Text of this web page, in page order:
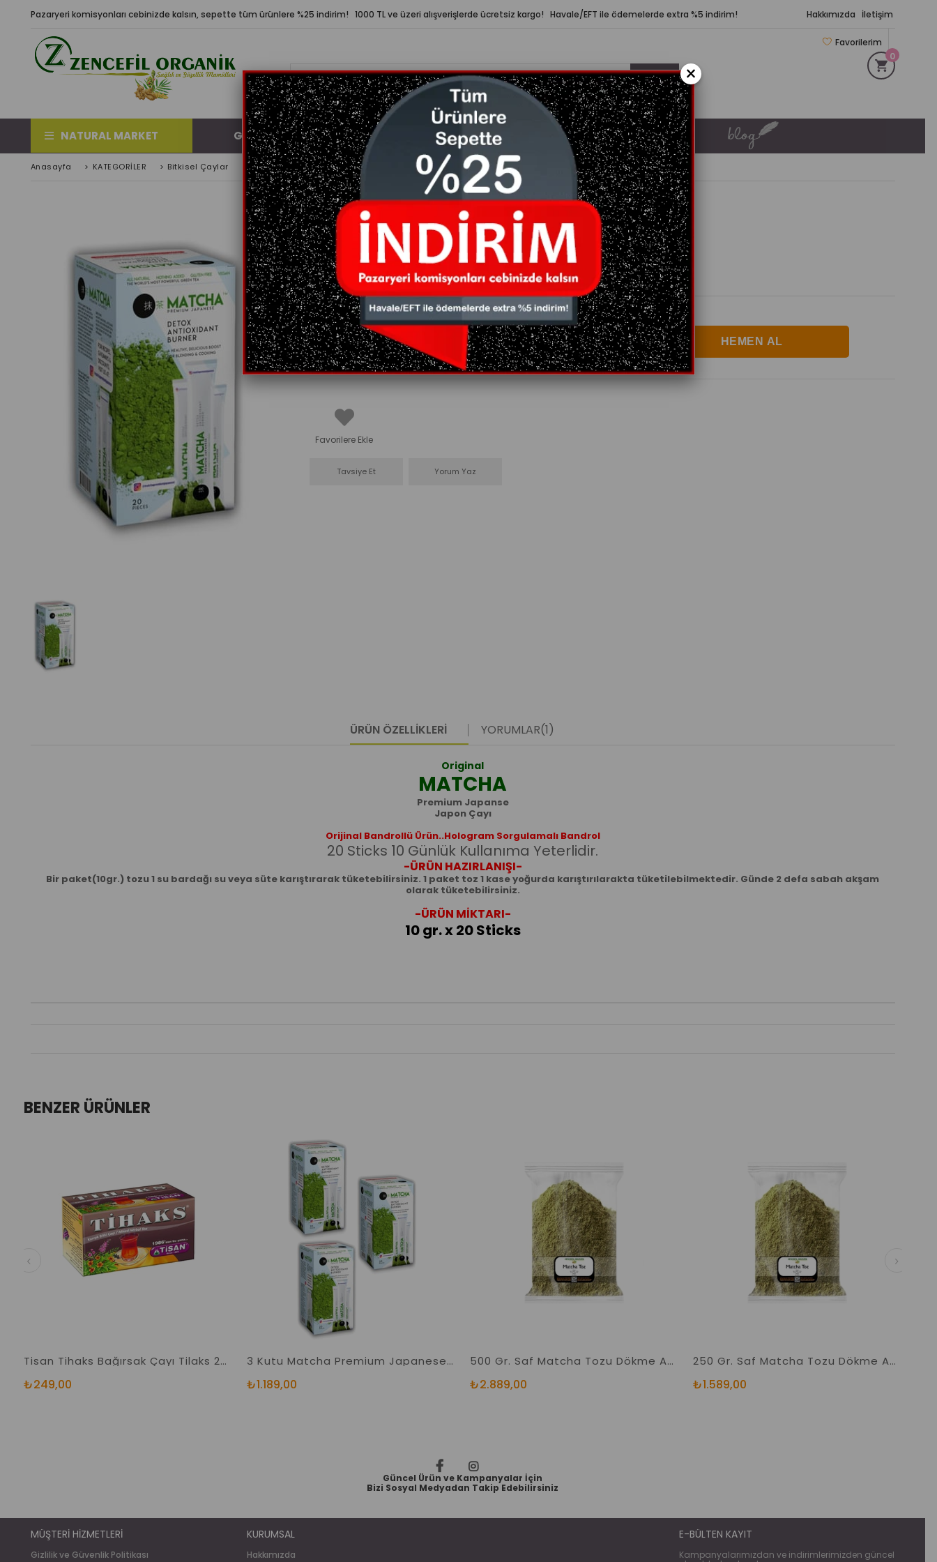
Pazaryeri komisyonları cebinizde kalsın, sepette tüm ürünlere %25 indirim! 1000 TL ve üzeri alışverişlerde ücretsiz kargo! Havale/EFT ile ödemelerde extra %5 indirim! Hakkımızda İletişim
Favorilerim
0
NATURAL MARKET GÜNDEM ÜRÜNLERİ YAZA HAZIRLIK ÇOK SATANLAR KIŞ KÖŞESİ
Anasayfa > KATEGORİLER > Bitkisel Çaylar Matcha Premium Japanese Maça Japon Çayı 20 Sticks
Matcha Premium Japanese Maça Japon Çayı 20 Sticks
₺469,00 (KDV Dahil)
Favorilere Ekle
Tavsiye Et Yorum Yaz
ÜRÜN ÖZELLIKLERI YORUMLAR(1)
Original
MATCHA
Premium Japanse
Japon Çayı
Orijinal Bandrollü Ürün..Hologram Sorgulamalı Bandrol
20 Sticks 10 Günlük Kullanıma Yeterlidir.
-ÜRÜN HAZIRLANIŞI-
Bir paket(10gr.) tozu 1 su bardağı su veya süte karıştırarak tüketebilirsiniz. 1 paket toz 1 kase yoğurda karıştırılarakta tüketilebilmektedir. Günde 2 defa sabah akşam
olarak tüketebilirsiniz.
-ÜRÜN MİKTARI-
10 gr. x 20 Sticks
BENZER ÜRÜNLER
Tisan Tihaks Bağırsak Çayı Tilaks 20 Süzen Poşet
₺249,00
3 Kutu Matcha Premium Japanese Maça Japon Çayı 60 Sticks
₺1.189,00
500 Gr. Saf Matcha Tozu Dökme Açık Ürün Japon Çayı Yeşil Toz
₺2.889,00
250 Gr. Saf Matcha Tozu Dökme Açık Ürün Japon Çayı Yeşil Toz
₺1.589,00
Güncel Ürün ve Kampanyalar İçin
Bizi Sosyal Medyadan Takip Edebilirsiniz
MÜŞTERİ HİZMETLERİ
Gizlilik ve Güvenlik Politikası
KURUMSAL
Hakkımızda
E-BÜLTEN KAYIT
Kampanyalarımızdan ve indirimlerimizden güncel
×